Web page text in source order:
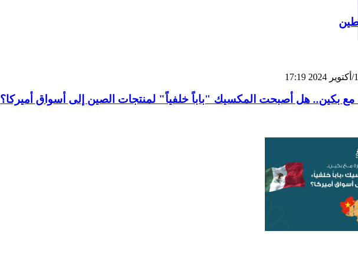
مع بكين.. هل أصبحت المكسيك "باباً خلفياً" لمنتجات الصين إلى أسواق أميركا؟